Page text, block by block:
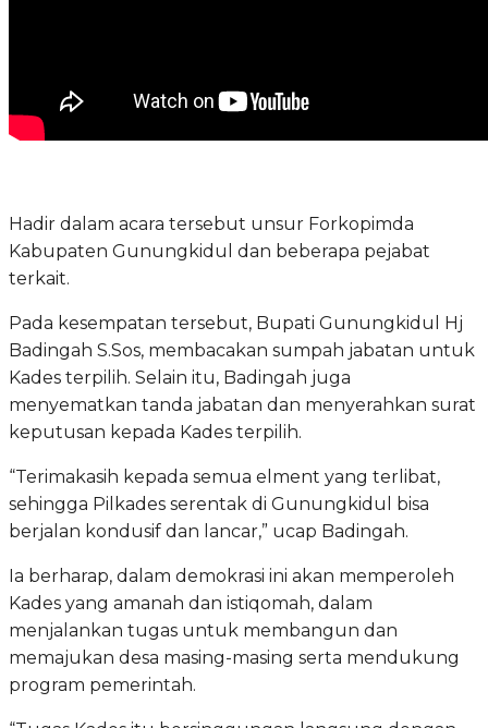
Hadir dalam acara tersebut unsur Forkopimda
Kabupaten Gunungkidul dan beberapa pejabat
terkait.
Pada kesempatan tersebut, Bupati Gunungkidul Hj
Badingah S.Sos, membacakan sumpah jabatan untuk
Kades terpilih. Selain itu, Badingah juga
menyematkan tanda jabatan dan menyerahkan surat
keputusan kepada Kades terpilih.
“Terimakasih kepada semua elment yang terlibat,
sehingga Pilkades serentak di Gunungkidul bisa
berjalan kondusif dan lancar,” ucap Badingah.
Ia berharap, dalam demokrasi ini akan memperoleh
Kades yang amanah dan istiqomah, dalam
menjalankan tugas untuk membangun dan
memajukan desa masing-masing serta mendukung
program pemerintah.